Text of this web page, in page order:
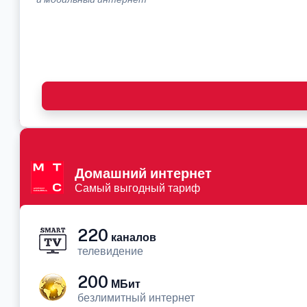
Домашний интернет
Самый выгодный тариф
220 каналов
телевидение
200 МБит
безлимитный интернет